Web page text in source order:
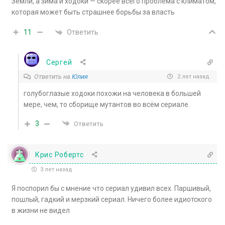
которая может быть страшнее борьбы за власть
11 Ответить
Сергей
Ответить на Юлия 2 лет назад
голубоглазые ходоки похожи на человека в большей
мере, чем, то сборище мутантов во всём сериале.
3 Ответить
Крис Робертс
3 лет назад
Я поспорил бы с мнение что сериал удивил всех. Паршивый,
пошлый, гадкий и мерзкий сериал. Ничего более идиотского
в жизни не видел